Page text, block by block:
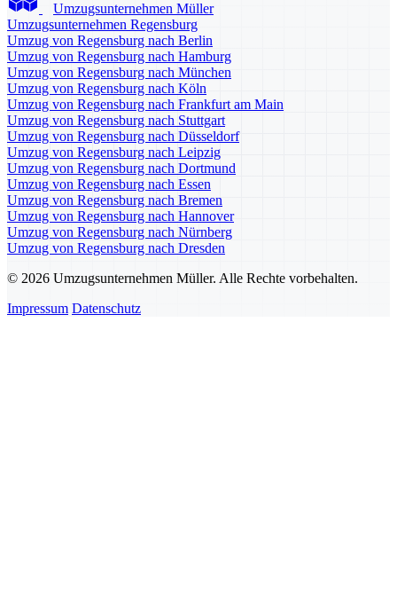
Umzugsunternehmen Müller
Umzugsunternehmen Regensburg
Umzug von Regensburg nach Berlin
Umzug von Regensburg nach Hamburg
Umzug von Regensburg nach München
Umzug von Regensburg nach Köln
Umzug von Regensburg nach Frankfurt am Main
Umzug von Regensburg nach Stuttgart
Umzug von Regensburg nach Düsseldorf
Umzug von Regensburg nach Leipzig
Umzug von Regensburg nach Dortmund
Umzug von Regensburg nach Essen
Umzug von Regensburg nach Bremen
Umzug von Regensburg nach Hannover
Umzug von Regensburg nach Nürnberg
Umzug von Regensburg nach Dresden
© 2026 Umzugsunternehmen Müller. Alle Rechte vorbehalten.
Impressum Datenschutz